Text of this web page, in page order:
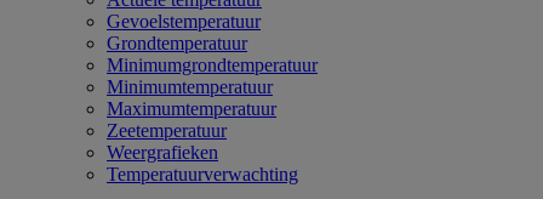
Gevoelstemperatuur
Grondtemperatuur
Minimumgrondtemperatuur
Minimumtemperatuur
Maximumtemperatuur
Zeetemperatuur
Weergrafieken
Temperatuurverwachting